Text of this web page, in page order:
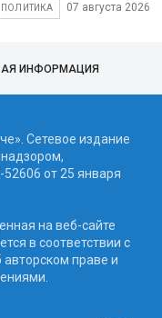
ПОЛИТИКА 07 августа 2026
ИНФОРМАЦИЯ
Сетевое издание
от 25 января
на веб-сайте
в соответствии с
праве и